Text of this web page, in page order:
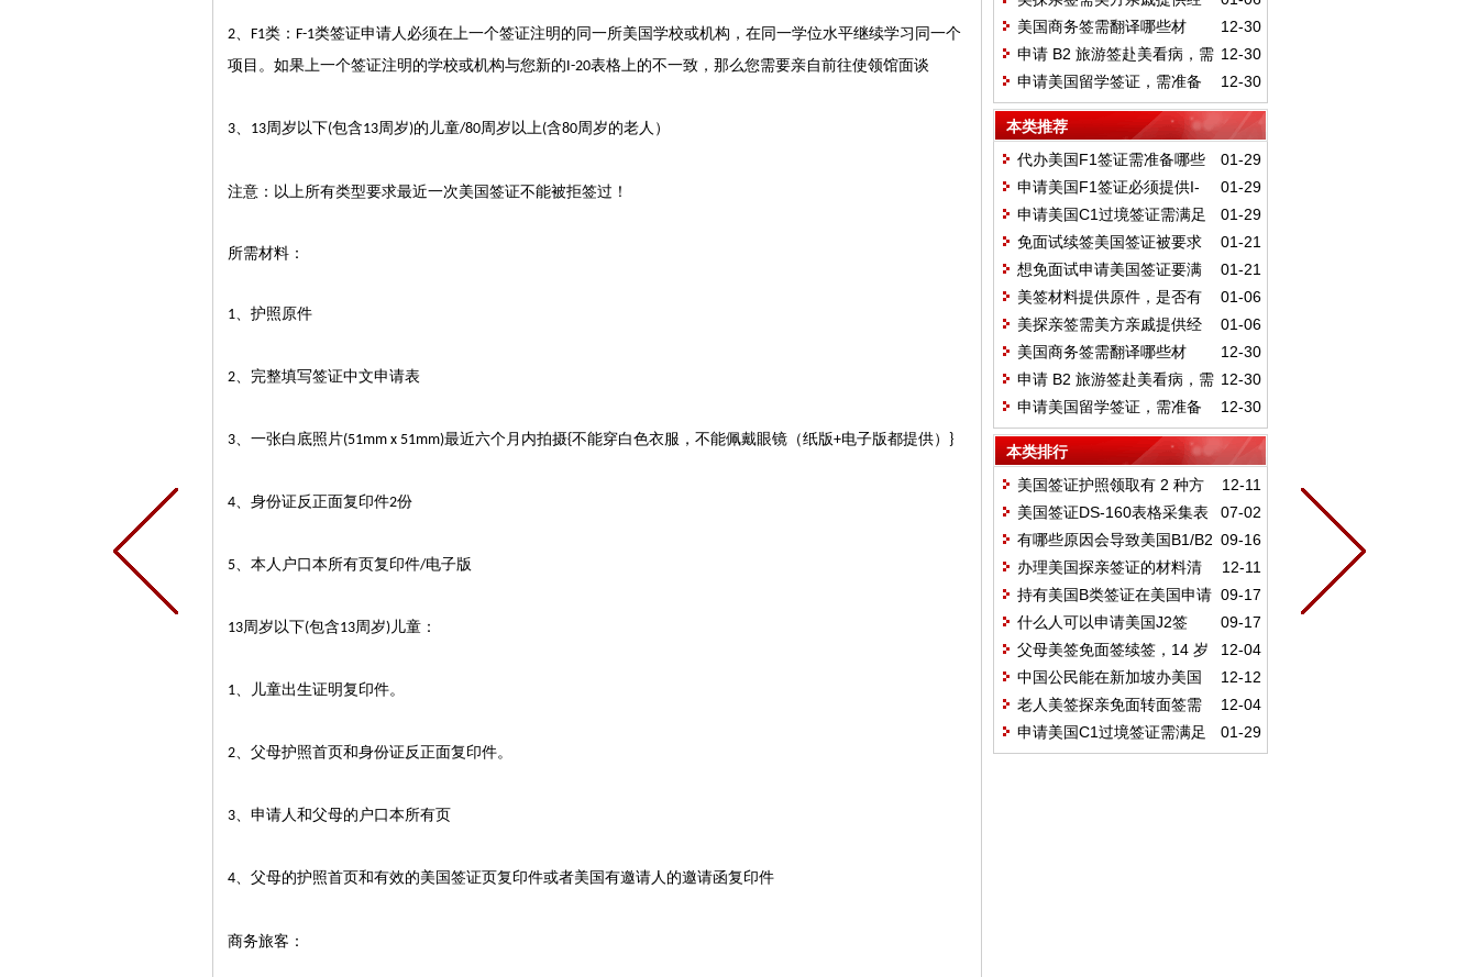
2、 F1类： F-1类签证申请人必须在上一个签证注明的同一所美国学校或机构，在同一学位水平继续学习同一个
项目。如果上一个签证注明的学校或机构与您新的I-20表格上的不一致，那么您需要亲自前往使领馆面谈
3、 13周岁以下(包含13周岁)的儿童/80周岁以上(含80周岁的老人）
注意：以上所有类型要求最近一次美国签证不能被拒签过！
所需材料：
1、护照原件
2、完整填写签证中文申请表
3、一张白底照片(51mm x 51mm)最近六个月内拍摄{不能穿白色衣服，不能佩戴眼镜（纸版+电子版都提供） }
4、身份证反正面复印件2份
5、本人户口本所有页复印件/电子版
13周岁以下(包含13周岁)儿童：
1、儿童出生证明复印件。
2、父母护照首页和身份证反正面复印件。
3、申请人和父母的户口本所有页
4、父母的护照首页和有效的美国签证页复印件或者美国有邀请人的邀请函复印件
商务旅客：
济担保及哪些证明材料？
12-30
美国商务签需翻译哪些材
料？营业执照与在职证明要吗？12-30
申请 B2 旅游签赴美看病，需
额外准备哪些支持性材料？
12-30
申请美国留学签证，需准备
哪些必备材料与辅助材料？
本类推荐
01-29
代办美国F1签证需准备哪些
材料？必备及辅助材料有哪些要
求？
01-29
申请美国F1签证必须提供I-
20表格吗？如何申请该表格？ 01-29
申请美国C1过境签证需满足
哪些条件？需准备哪些材料？
01-21
免面试续签美国签证被要求
面签需要准备哪些材料？
01-21
想免面试申请美国签证要满
足什么要求？材料怎么准备？
01-06
美签材料提供原件，是否有
利于提高签证的通过率？
01-06
美探亲签需美方亲戚提供经
济担保及哪些证明材料？
12-30
美国商务签需翻译哪些材
料？营业执照与在职证明要吗？12-30
申请 B2 旅游签赴美看病，需
额外准备哪些支持性材料？
12-30
申请美国留学签证，需准备
哪些必备材料与辅助材料？
本类排行
12-11
美国签证护照领取有 2 种方
式？代领需授权书和哪些材料？07-02
美国签证DS-160表格采集表
09-16
有哪些原因会导致美国B1/B2
签证拒签？敏感专业也对美签有影
响吗
12-11
办理美国探亲签证的材料清
单？资金证明要准备哪些？
09-17
持有美国B类签证在美国申请
申根签证
09-17
什么人可以申请美国J2签
证？申请美国J2签证需要准备什么
材料？
12-04
父母美签免面签续签，14 岁
以下娃首签一起还是分开？
12-12
中国公民能在新加坡办美国
签证吗？所需材料全梳理
12-04
老人美签探亲免面转面签需
带啥材料？注意事项有哪些？
01-29
申请美国C1过境签证需满足
哪些条件？需准备哪些材料？